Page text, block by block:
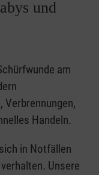
und
am
Verbrennungen,
Handeln.
in Notfällen
Unsere